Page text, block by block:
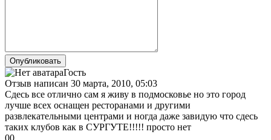
Гость
Отзыв написан 30 марта, 2010, 05:03
Сдесь все отлично сам я живу в подмосковье но это город
лучше всех оснащен ресторанами и другими
развлекательными центрами и ногда даже завидую что сдесь
таких клубов как в СУРГУТЕ!!!!! просто нет
00